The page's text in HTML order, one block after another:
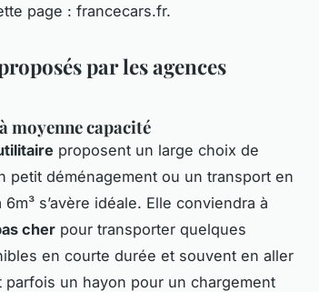
page : francecars.fr.
par les agences
moyenne capacité
proposent un large choix de
déménagement ou un transport en
6m³ s’avère idéale. Elle conviendra à
cher pour transporter quelques
en courte durée et souvent en aller
un hayon pour un chargement